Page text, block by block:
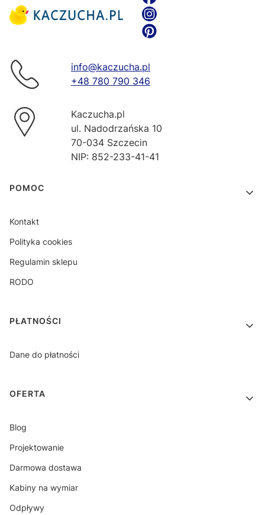
info@kaczucha.pl
+48 780 790 346
Kaczucha.pl
ul. Nadodrzańska 10
70-034 Szczecin
NIP: 852-233-41-41
Linki w stopce
POMOC
Kontakt
Polityka cookies
Regulamin sklepu
RODO
PŁATNOŚCI
Dane do płatności
OFERTA
Blog
Projektowanie
Darmowa dostawa
Kabiny na wymiar
Odpływy